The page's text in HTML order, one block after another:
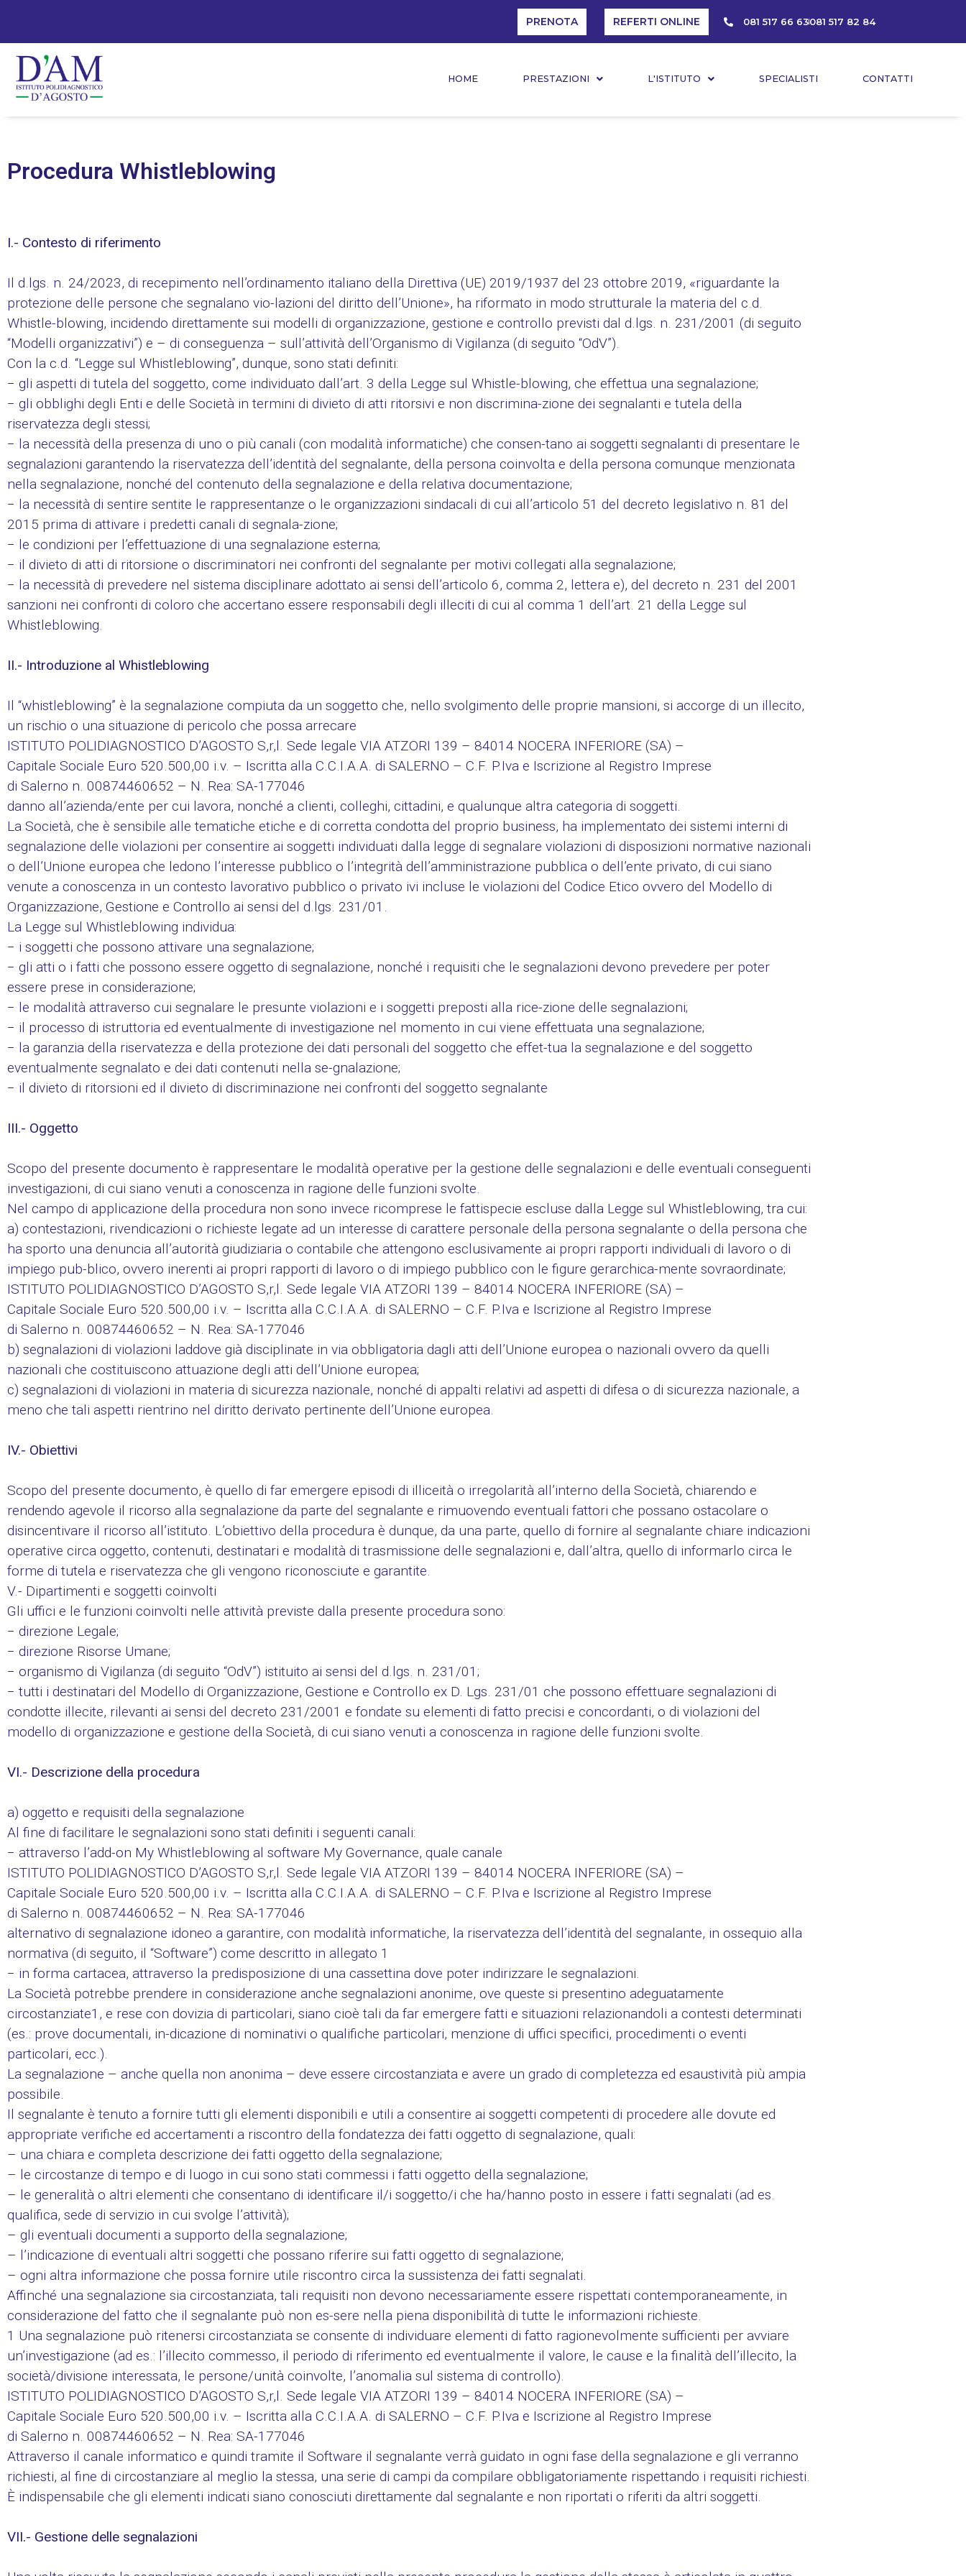
PRENOTA REFERTI ONLINE 081 517 66 63081 517 82 84
HOME PRESTAZIONI L'ISTITUTO SPECIALISTI CONTATTI
Procedura Whistleblowing
I.- Contesto di riferimento
Il d.lgs. n. 24/2023, di recepimento nell’ordinamento italiano della Direttiva (UE) 2019/1937 del 23 ottobre 2019, «riguardante la
protezione delle persone che segnalano vio-lazioni del diritto dell’Unione», ha riformato in modo strutturale la materia del c.d.
Whistle-blowing, incidendo direttamente sui modelli di organizzazione, gestione e controllo previsti dal d.lgs. n. 231/2001 (di seguito
“Modelli organizzativi”) e – di conseguenza – sull’attività dell’Organismo di Vigilanza (di seguito “OdV”).
Con la c.d. “Legge sul Whistleblowing”, dunque, sono stati definiti:
− gli aspetti di tutela del soggetto, come individuato dall’art. 3 della Legge sul Whistle-blowing, che effettua una segnalazione;
− gli obblighi degli Enti e delle Società in termini di divieto di atti ritorsivi e non discrimina-zione dei segnalanti e tutela della
riservatezza degli stessi;
− la necessità della presenza di uno o più canali (con modalità informatiche) che consen-tano ai soggetti segnalanti di presentare le
segnalazioni garantendo la riservatezza dell’identità del segnalante, della persona coinvolta e della persona comunque menzionata
nella segnalazione, nonché del contenuto della segnalazione e della relativa documentazione;
− la necessità di sentire sentite le rappresentanze o le organizzazioni sindacali di cui all’articolo 51 del decreto legislativo n. 81 del
2015 prima di attivare i predetti canali di segnala-zione;
− le condizioni per l’effettuazione di una segnalazione esterna;
− il divieto di atti di ritorsione o discriminatori nei confronti del segnalante per motivi collegati alla segnalazione;
− la necessità di prevedere nel sistema disciplinare adottato ai sensi dell’articolo 6, comma 2, lettera e), del decreto n. 231 del 2001
sanzioni nei confronti di coloro che accertano essere responsabili degli illeciti di cui al comma 1 dell’art. 21 della Legge sul
Whistleblowing.
II.- Introduzione al Whistleblowing
Il “whistleblowing” è la segnalazione compiuta da un soggetto che, nello svolgimento delle proprie mansioni, si accorge di un illecito,
un rischio o una situazione di pericolo che possa arrecare
ISTITUTO POLIDIAGNOSTICO D’AGOSTO S,r,l. Sede legale VIA ATZORI 139 – 84014 NOCERA INFERIORE (SA) –
Capitale Sociale Euro 520.500,00 i.v. – Iscritta alla C.C.I.A.A. di SALERNO – C.F. P.Iva e Iscrizione al Registro Imprese
di Salerno n. 00874460652 – N. Rea: SA-177046
danno all’azienda/ente per cui lavora, nonché a clienti, colleghi, cittadini, e qualunque altra categoria di soggetti.
La Società, che è sensibile alle tematiche etiche e di corretta condotta del proprio business, ha implementato dei sistemi interni di
segnalazione delle violazioni per consentire ai soggetti individuati dalla legge di segnalare violazioni di disposizioni normative nazionali
o dell’Unione europea che ledono l’interesse pubblico o l’integrità dell’amministrazione pubblica o dell’ente privato, di cui siano
venute a conoscenza in un contesto lavorativo pubblico o privato ivi incluse le violazioni del Codice Etico ovvero del Modello di
Organizzazione, Gestione e Controllo ai sensi del d.lgs. 231/01.
La Legge sul Whistleblowing individua:
− i soggetti che possono attivare una segnalazione;
− gli atti o i fatti che possono essere oggetto di segnalazione, nonché i requisiti che le segnalazioni devono prevedere per poter
essere prese in considerazione;
− le modalità attraverso cui segnalare le presunte violazioni e i soggetti preposti alla rice-zione delle segnalazioni;
− il processo di istruttoria ed eventualmente di investigazione nel momento in cui viene effettuata una segnalazione;
− la garanzia della riservatezza e della protezione dei dati personali del soggetto che effet-tua la segnalazione e del soggetto
eventualmente segnalato e dei dati contenuti nella se-gnalazione;
− il divieto di ritorsioni ed il divieto di discriminazione nei confronti del soggetto segnalante
III.- Oggetto
Scopo del presente documento è rappresentare le modalità operative per la gestione delle segnalazioni e delle eventuali conseguenti
investigazioni, di cui siano venuti a conoscenza in ragione delle funzioni svolte.
Nel campo di applicazione della procedura non sono invece ricomprese le fattispecie escluse dalla Legge sul Whistleblowing, tra cui:
a) contestazioni, rivendicazioni o richieste legate ad un interesse di carattere personale della persona segnalante o della persona che
ha sporto una denuncia all’autorità giudiziaria o contabile che attengono esclusivamente ai propri rapporti individuali di lavoro o di
impiego pub-blico, ovvero inerenti ai propri rapporti di lavoro o di impiego pubblico con le figure gerarchica-mente sovraordinate;
ISTITUTO POLIDIAGNOSTICO D’AGOSTO S,r,l. Sede legale VIA ATZORI 139 – 84014 NOCERA INFERIORE (SA) –
Capitale Sociale Euro 520.500,00 i.v. – Iscritta alla C.C.I.A.A. di SALERNO – C.F. P.Iva e Iscrizione al Registro Imprese
di Salerno n. 00874460652 – N. Rea: SA-177046
b) segnalazioni di violazioni laddove già disciplinate in via obbligatoria dagli atti dell’Unione europea o nazionali ovvero da quelli
nazionali che costituiscono attuazione degli atti dell’Unione europea;
c) segnalazioni di violazioni in materia di sicurezza nazionale, nonché di appalti relativi ad aspetti di difesa o di sicurezza nazionale, a
meno che tali aspetti rientrino nel diritto derivato pertinente dell’Unione europea.
IV.- Obiettivi
Scopo del presente documento, è quello di far emergere episodi di illiceità o irregolarità all’interno della Società, chiarendo e
rendendo agevole il ricorso alla segnalazione da parte del segnalante e rimuovendo eventuali fattori che possano ostacolare o
disincentivare il ricorso all’istituto. L’obiettivo della procedura è dunque, da una parte, quello di fornire al segnalante chiare indicazioni
operative circa oggetto, contenuti, destinatari e modalità di trasmissione delle segnalazioni e, dall’altra, quello di informarlo circa le
forme di tutela e riservatezza che gli vengono riconosciute e garantite.
V.- Dipartimenti e soggetti coinvolti
Gli uffici e le funzioni coinvolti nelle attività previste dalla presente procedura sono:
− direzione Legale;
− direzione Risorse Umane;
− organismo di Vigilanza (di seguito “OdV”) istituito ai sensi del d.lgs. n. 231/01;
− tutti i destinatari del Modello di Organizzazione, Gestione e Controllo ex D. Lgs. 231/01 che possono effettuare segnalazioni di
condotte illecite, rilevanti ai sensi del decreto 231/2001 e fondate su elementi di fatto precisi e concordanti, o di violazioni del
modello di organizzazione e gestione della Società, di cui siano venuti a conoscenza in ragione delle funzioni svolte.
VI.- Descrizione della procedura
a) oggetto e requisiti della segnalazione
Al fine di facilitare le segnalazioni sono stati definiti i seguenti canali:
− attraverso l’add-on My Whistleblowing al software My Governance, quale canale
ISTITUTO POLIDIAGNOSTICO D’AGOSTO S,r,l. Sede legale VIA ATZORI 139 – 84014 NOCERA INFERIORE (SA) –
Capitale Sociale Euro 520.500,00 i.v. – Iscritta alla C.C.I.A.A. di SALERNO – C.F. P.Iva e Iscrizione al Registro Imprese
di Salerno n. 00874460652 – N. Rea: SA-177046
alternativo di segnalazione idoneo a garantire, con modalità informatiche, la riservatezza dell’identità del segnalante, in ossequio alla
normativa (di seguito, il “Software”) come descritto in allegato 1
− in forma cartacea, attraverso la predisposizione di una cassettina dove poter indirizzare le segnalazioni.
La Società potrebbe prendere in considerazione anche segnalazioni anonime, ove queste si presentino adeguatamente
circostanziate1, e rese con dovizia di particolari, siano cioè tali da far emergere fatti e situazioni relazionandoli a contesti determinati
(es.: prove documentali, in-dicazione di nominativi o qualifiche particolari, menzione di uffici specifici, procedimenti o eventi
particolari, ecc.).
La segnalazione – anche quella non anonima – deve essere circostanziata e avere un grado di completezza ed esaustività più ampia
possibile.
Il segnalante è tenuto a fornire tutti gli elementi disponibili e utili a consentire ai soggetti competenti di procedere alle dovute ed
appropriate verifiche ed accertamenti a riscontro della fondatezza dei fatti oggetto di segnalazione, quali:
– una chiara e completa descrizione dei fatti oggetto della segnalazione;
– le circostanze di tempo e di luogo in cui sono stati commessi i fatti oggetto della segnalazione;
– le generalità o altri elementi che consentano di identificare il/i soggetto/i che ha/hanno posto in essere i fatti segnalati (ad es.
qualifica, sede di servizio in cui svolge l’attività);
– gli eventuali documenti a supporto della segnalazione;
– l’indicazione di eventuali altri soggetti che possano riferire sui fatti oggetto di segnalazione;
– ogni altra informazione che possa fornire utile riscontro circa la sussistenza dei fatti segnalati.
Affinché una segnalazione sia circostanziata, tali requisiti non devono necessariamente essere rispettati contemporaneamente, in
considerazione del fatto che il segnalante può non es-sere nella piena disponibilità di tutte le informazioni richieste.
1 Una segnalazione può ritenersi circostanziata se consente di individuare elementi di fatto ragionevolmente sufficienti per avviare
un’investigazione (ad es.: l’illecito commesso, il periodo di riferimento ed eventualmente il valore, le cause e la finalità dell’illecito, la
società/divisione interessata, le persone/unità coinvolte, l’anomalia sul sistema di controllo).
ISTITUTO POLIDIAGNOSTICO D’AGOSTO S,r,l. Sede legale VIA ATZORI 139 – 84014 NOCERA INFERIORE (SA) –
Capitale Sociale Euro 520.500,00 i.v. – Iscritta alla C.C.I.A.A. di SALERNO – C.F. P.Iva e Iscrizione al Registro Imprese
di Salerno n. 00874460652 – N. Rea: SA-177046
Attraverso il canale informatico e quindi tramite il Software il segnalante verrà guidato in ogni fase della segnalazione e gli verranno
richiesti, al fine di circostanziare al meglio la stessa, una serie di campi da compilare obbligatoriamente rispettando i requisiti richiesti.
È indispensabile che gli elementi indicati siano conosciuti direttamente dal segnalante e non riportati o riferiti da altri soggetti.
VII.- Gestione delle segnalazioni